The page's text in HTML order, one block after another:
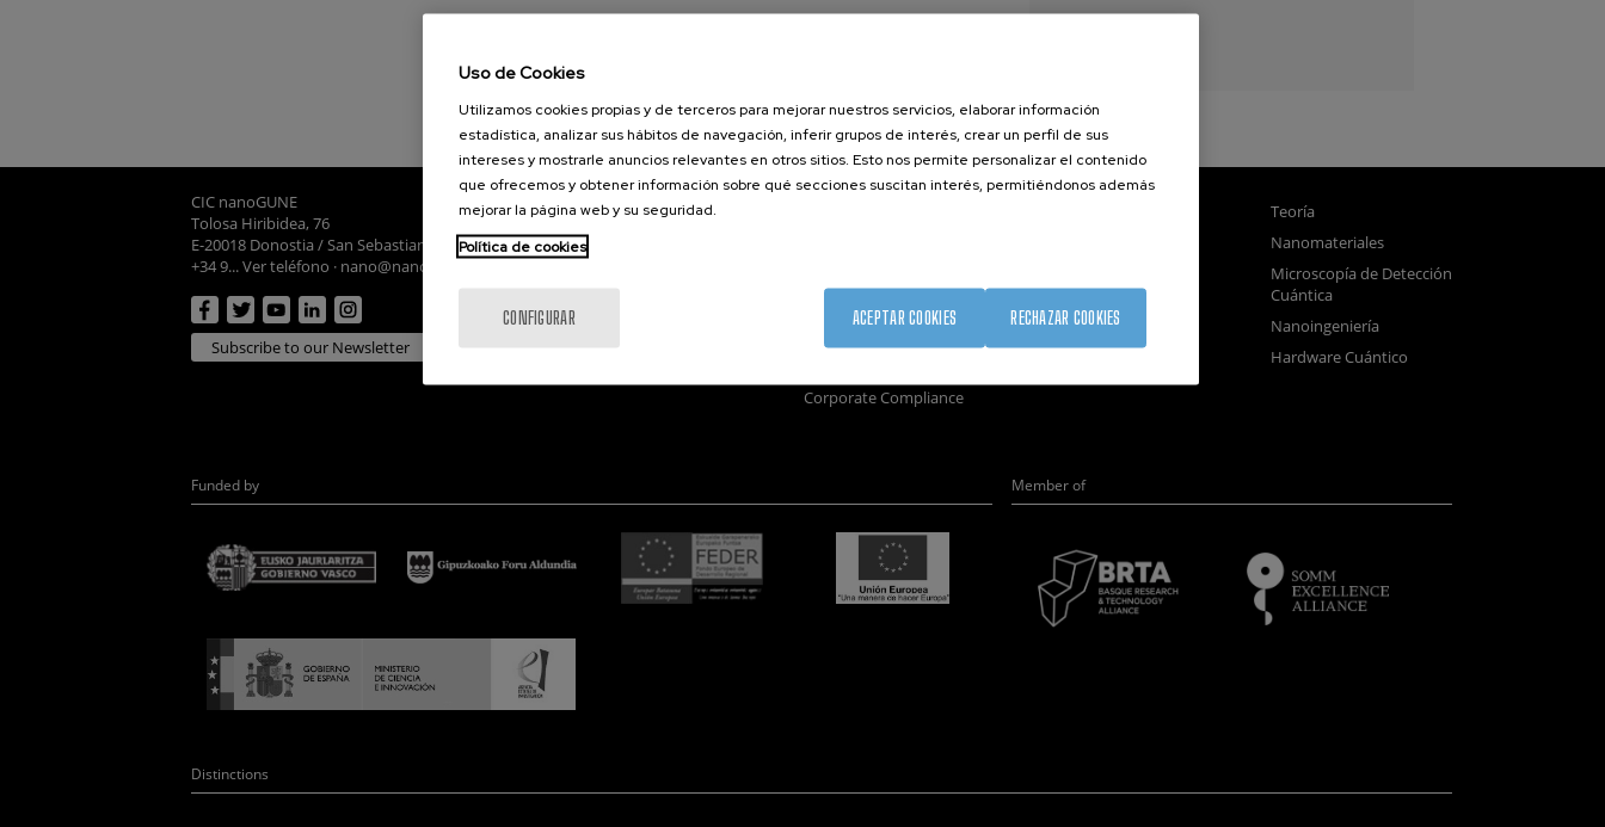
Guest Researchers
CIC nanoGUNE
Tolosa Hiribidea, 76
E-20018 Donostia / San Sebastian
+34 9... Ver teléfono · nano@nanogune.eu
Subscribe to our Newsletter
nanoGUNE
Corporate Compliance
Teoría
Nanomateriales
Microscopía de Detección
Cuántica
Nanoingeniería
Hardware Cuántico
Funded by Member of
Distinctions
Uso de Cookies
Utilizamos cookies propias y de terceros para mejorar nuestros servicios, elaborar información
estadística, analizar sus hábitos de navegación, inferir grupos de interés, crear un perfil de sus
intereses y mostrarle anuncios relevantes en otros sitios. Esto nos permite personalizar el contenido
que ofrecemos y obtener información sobre qué secciones suscitan interés, permitiéndonos además
mejorar la página web y su seguridad.
Política de cookies
CONFIGURAR RECHAZAR COOKIES
ACEPTAR COOKIES